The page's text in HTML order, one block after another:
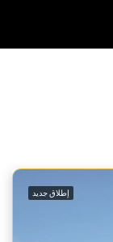
إطلاق جديد